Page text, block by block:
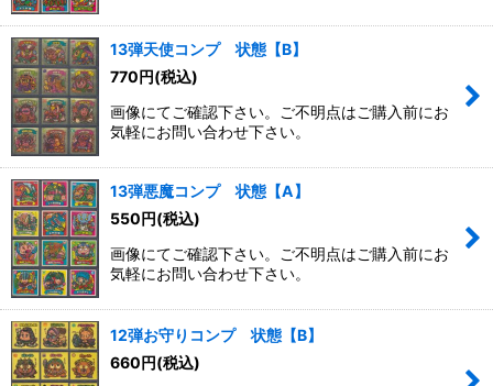
13弾天使コンプ 状態【B】
770 円(税込)
画像にてご確認下さい。ご不明点はご購入前にお
気軽にお問い合わせ下さい。
13弾悪魔コンプ 状態【A】
550 円(税込)
画像にてご確認下さい。ご不明点はご購入前にお
気軽にお問い合わせ下さい。
12弾お守りコンプ 状態【B】
660円(税込)